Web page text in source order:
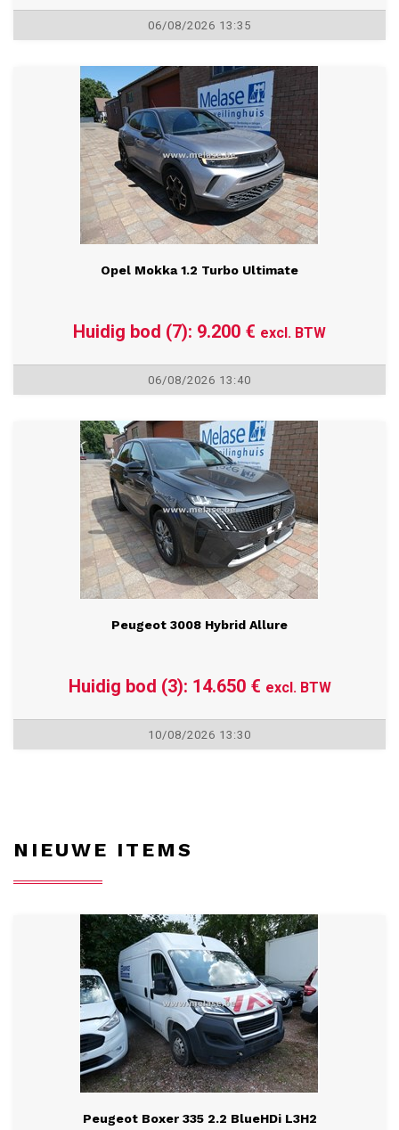
Huidig bod (9): 2.150 €excl. BTW
06/08/2026 13:35
Opel Mokka 1.2 Turbo Ultimate
Huidig bod (7): 9.200 €excl. BTW
06/08/2026 13:40
Peugeot 3008 Hybrid Allure
Huidig bod (3): 14.650 €excl. BTW
NIEUWE ITEMS